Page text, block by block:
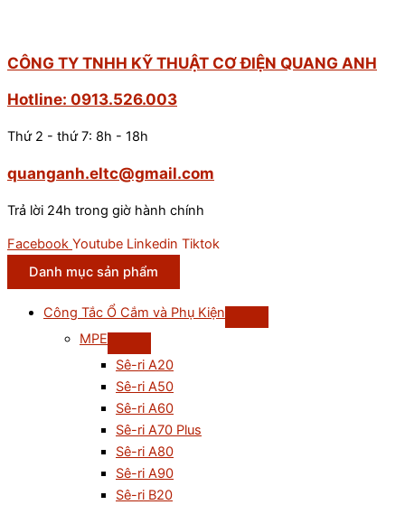
CÔNG TY TNHH KỸ THUẬT CƠ ĐIỆN QUANG ANH
Hotline: 0913.526.003
Thứ 2 - thứ 7: 8h - 18h
quanganh.eltc@gmail.com
Trả lời 24h trong giờ hành chính
Facebook Youtube Linkedin Tiktok
Danh mục sản phẩm
Công Tắc Ổ Cắm và Phụ Kiện
MPE
Sê-ri A20
Sê-ri A50
Sê-ri A60
Sê-ri A70 Plus
Sê-ri A80
Sê-ri A90
Sê-ri B20